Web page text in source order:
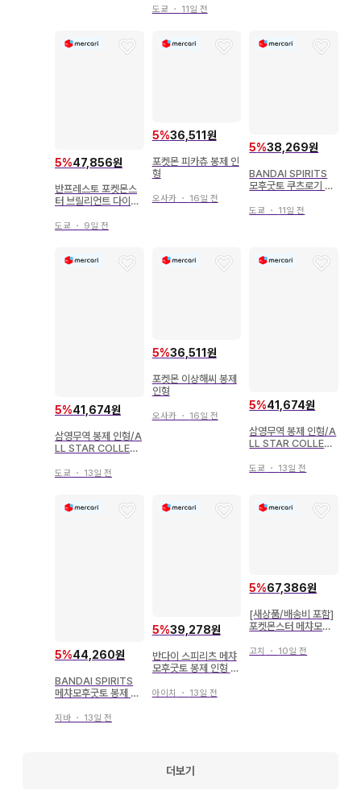
터 곤베
도쿄 ・ 11일 전
5%47,856원
반프레스토 포켓몬스
터 브릴리언트 다이아
기념 복권 B상 느긋한
도쿄 ・ 9일 전
5%36,511원
포켓몬 피카츄 봉제 인
형
오사카・ 16일 전
5%38,269원
BANDAI SPIRITS
모후굿토 쿠츠로기 타
오르 포켓몬스터 리오
도쿄 ・ 11일 전
5%41,674원
삼영무역 봉제 인형/A
LL STAR COLLEC
카츄 ( S ) PP01
도쿄 ・ 13일 전
5%36,511원
포켓몬 이상해씨 봉제
인형
오사카・ 16일 전
5%41,674원
삼영무역 봉제 인형/A
LL STAR COLLEC
브이 ( S ) PP07
도쿄 ・ 13일 전
5%44,260원
BANDAI SPIRITS
메챠모후굿토 봉제 인
지바 ・ 13일 전
5%39,278원
반다이 스피리츠 메챠
모후굿토 봉제 인형 포
아이치 ・ 13일 전
5%67,386원
[새상품/배송비 포함]
포켓몬스터 메챠모후
고치 ・ 10일 전
더보기